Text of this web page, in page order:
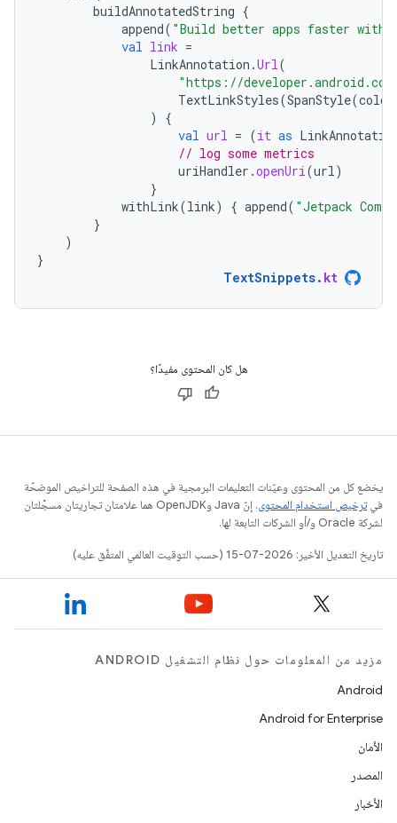
buildAnnotatedString {
append( "Build better apps faster with
val link =
LinkAnnotation .Url(
"https://
TextLinkStyles(SpanStyle(color
)
{
val url = (it as
// log some metrics
uriHandler .openUri(url)
}
withLink(link) { append( "Jetpack
}
)
}
TextSnippets. kt
هل كان المحتوى مفيدًا؟
يخضع كل من المحتوى وعيّنات التعليمات البرمجية في هذه الصفحة للتراخيص الموضحّة
فيترخيص استخدام المحتوى
. إنّ Java وOpenJDK هما علامتان تجاريتان مسجَّلتان
لشركة Oracle و/أو الشركات التابعة لها.
تاريخ التعديل الأخير: 2026-07-15 (حسب التوقيت العالمي المتفَّق عليه)
مزيد من المعلومات حول نظام التشغيل ANDROID
Android
Android for Enterprise
الأمان
المصدر
الأخبار